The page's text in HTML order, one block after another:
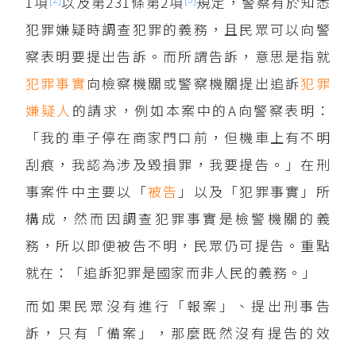
犯罪嫌疑時調查犯罪的義務，且民眾可以向警
察表明要提出告訴。而所謂告訴，意思是指就
犯罪事實 向檢察機關或警察機關提出追訴犯罪
嫌疑人 的請求，例如本案中的A向警察表明：
「我的車子停在商家門口前，但機車上有不明
刮痕，我認為涉及毀損罪，我要提告。」在刑
事案件中主要以「被告 」以及「犯罪事實」所
構成，然而因調查犯罪事實是檢警機關的義
務，所以即便被告不明，民眾仍可提告。重點
就在：「追訴犯罪是國家而非人民的義務。」
而如果民眾沒有進行「報案」、提出刑事告
訴，只有「備案」，那麼既然沒有提告的效